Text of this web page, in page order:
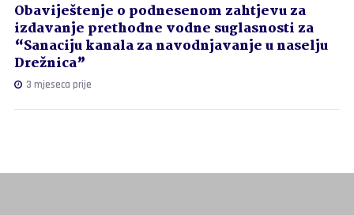
Obaviještenje o podnesenom zahtjevu za
izdavanje prethodne vodne suglasnosti za
“Sanaciju kanala za navodnjavanje u naselju
Drežnica”
3 mjeseca prije